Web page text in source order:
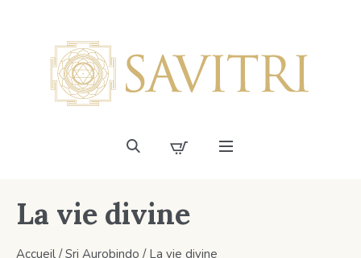
La vie divine
Accueil /Sri Aurobindo / La vie divine